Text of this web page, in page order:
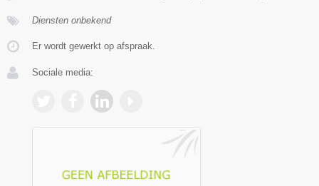
Diensten onbekend
Er wordt gewerkt op afspraak.
Sociale media: